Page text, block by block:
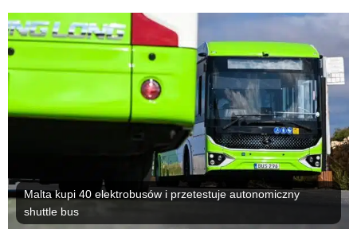
Malta kupi 40 elektrobusów i przetestuje autonomiczny
shuttle bus